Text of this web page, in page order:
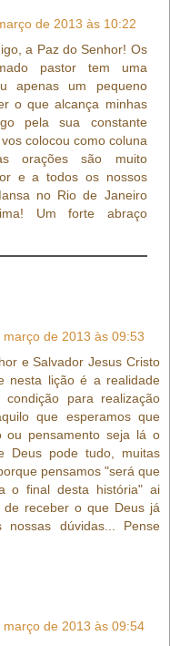
de 2013 às 10:22
a Paz do Senhor! Os
pastor tem uma
apenas um pequeno
o que alcança minhas
pela sua constante
colocou como coluna
orações são muito
e a todos os nossos
no Rio de Janeiro
Um forte abraço
março de 2013 às 09:53
e Salvador Jesus Cristo
nesta lição é a realidade
para realização
que esperamos que
ou pensamento seja lá o
Deus pode tudo, muitas
pensamos "será que
o final desta história" ai
de receber o que Deus já
dúvidas... Pense
março de 2013 às 09:54